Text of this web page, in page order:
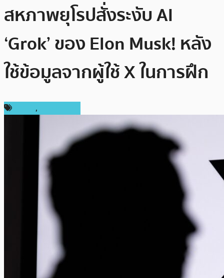
สหภาพยุโรปสั่งระงับ AI
‘Grok’ ของ Elon Musk! หลัง
ใช้ข้อมูลจากผู้ใช้ X ในการฝึก
,